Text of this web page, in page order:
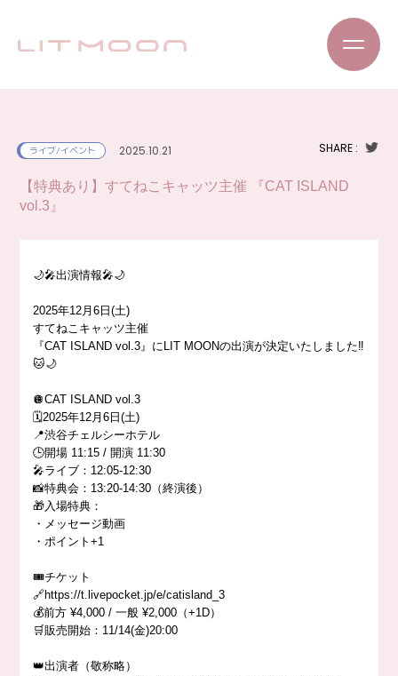
ライブ/イベント 2025.10.21 SHARE :
【特典あり】すてねこキャッツ主催 『CAT ISLAND
vol.3』
🌙🎤出演情報🎤🌙
2025年12月6日(土)
すてねこキャッツ主催
『CAT ISLAND vol.3』にLIT MOONの出演が決定いたしました‼️
🐱🌙
🪩CAT ISLAND vol.3
🗓️2025年12月6日(土)
📍渋谷チェルシーホテル
🕒開場 11:15 / 開演 11:30
🎤ライブ：12:05-12:30
📸特典会：13:20-14:30（終演後）
🎁入場特典：
・メッセージ動画
・ポイント+1
🎟️チケット
🔗https://t.livepocket.jp/e/catisland_3
💰前方 ¥4,000 / 一般 ¥2,000（+1D）
🛒販売開始：11/14(金)20:00
👑出演者（敬称略）